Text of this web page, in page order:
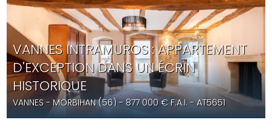
VANNES INTRAMUROS : APPARTEMENT
D'EXCEPTION DANS UN ÉCRIN
HISTORIQUE
VANNES - MORBIHAN (56) -877 000€ F.A.I.- AT5651